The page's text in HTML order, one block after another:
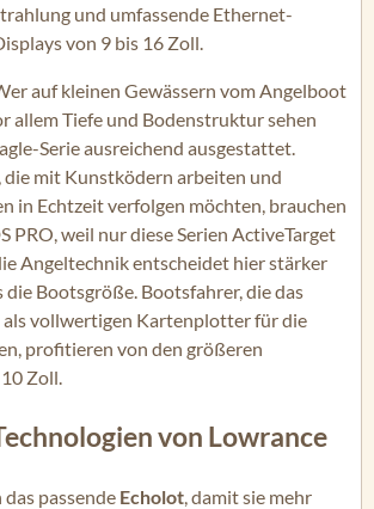
und umfassende Ethernet-
von 9 bis 16 Zoll.
auf kleinen Gewässern vom Angelboot
allem Tiefe und Bodenstruktur sehen
Serie ausreichend ausgestattet.
die mit Kunstködern arbeiten und
in Echtzeit verfolgen möchten, brauchen
PRO, weil nur diese Serien ActiveTarget
Angeltechnik entscheidet hier stärker
die Bootsgröße. Bootsfahrer, die das
als vollwertigen Kartenplotter für die
profitieren von den größeren
Zoll.
von Lowrance
passende Echolot, damit sie mehr